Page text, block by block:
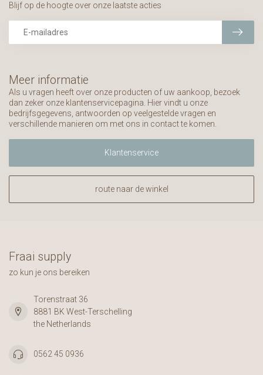
Meer informatie
Als u vragen heeft over onze producten of uw aankoop, bezoek
dan zeker onze klantenservicepagina. Hier vindt u onze
bedrijfsgegevens, antwoorden op veelgestelde vragen en
verschillende manieren om met ons in contact te komen.
Klantenservice
route naar de winkel
Blijf op de hoogte over onze laatste acties
Fraai supply
zo kun je ons bereiken
Torenstraat 36
8881 BK West-Terschelling
the Netherlands
0562 45 0936